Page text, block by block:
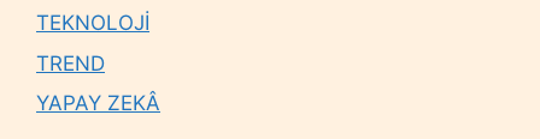
TEKNOLOJİ
TREND
YAPAY ZEKÂ